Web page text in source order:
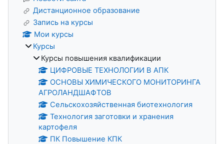
Дистанционное образование
Запись на курсы
Мои курсы
Курсы
Курсы повышения квалификации
ЦИФРОВЫЕ ТЕХНОЛОГИИ В АПК
ОСНОВЫ ХИМИЧЕСКОГО МОНИТОРИНГА
АГРОЛАНДШАФТОВ
Сельскохозяйственная биотехнология
Технология заготовки и хранения
картофеля
ПК Повышение КПК